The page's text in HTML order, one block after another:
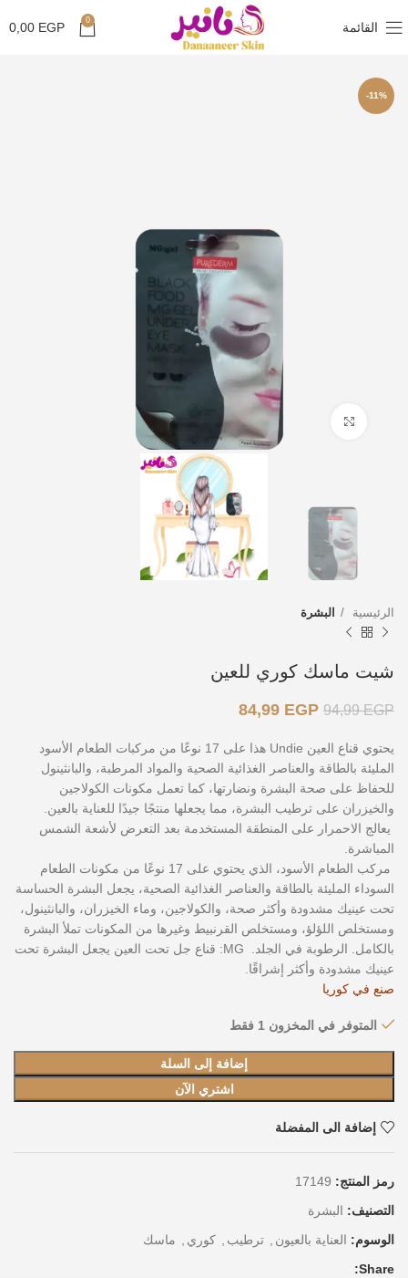
القائمة 0
0,00 EGP
-11%
اضغط للتكبير
الرئيسية البشرة
شيت ماسك كوري للعين
94,99EGP
84,99 EGP
يحتوي قناع العين Undie هذا على 17 نوعًا من مركبات الطعام الأسود
المليئة بالطاقة والعناصر الغذائية الصحية والمواد المرطبة، والبانثينول
للحفاظ على صحة البشرة ونضارتها، كما تعمل مكونات الكولاجين
والخيزران على ترطيب البشرة، مما يجعلها منتجًا جيدًا للعناية بالعين.
يعالج الاحمرار على المنطقة المستخدمة بعد التعرض لأشعة الشمس
المباشرة.
مركب الطعام الأسود، الذي يحتوي على 17 نوعًا من مكونات الطعام
السوداء المليئة بالطاقة والعناصر الغذائية الصحية، يجعل البشرة الحساسة
تحت عينيك مشدودة وأكثر صحة، والكولاجين، وماء الخيزران، والبانثينول،
ومستخلص اللؤلؤ، ومستخلص القرنبيط وغيرها من المكونات تملأ البشرة
بالكامل. الرطوبة في الجلد. MG: قناع جل تحت العين يجعل البشرة تحت
عينيك مشدودة وأكثر إشراقًا.
صنع في كوريا
المتوفر في المخزون 1 فقط
إضافة إلى السلة
اشتري الآن
إضافة الى المفضلة
رمز المنتج: 17149
التصنيف: البشرة
الوسوم: العناية بالعيون , ترطيب , كوري , ماسك
Share: